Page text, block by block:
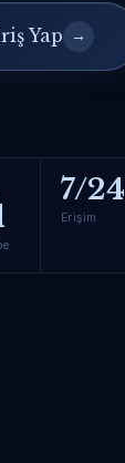
Yap →
7/24
Erişim